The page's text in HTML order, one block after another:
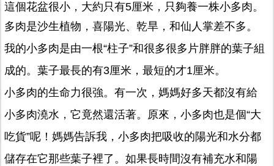
這個花盆很小，大約只有5厘米，只夠養一株小多肉。
多肉是沙生植物，喜陽光、乾旱，和仙人掌差不多。
我的小多肉是由一根“柱子”和很多很多片胖胖的葉子組
成的。葉子最長的有3厘米，最短的才1厘米。
小多肉的生命力很強。有一次，媽媽好多天都沒有給
小多肉澆水，它竟然還活著。原來，小多肉也是個“大
吃貨”呢！媽媽告訴我，小多肉把吸收的陽光和水分都
儲存在它那些葉子裡了。如果長時間沒有補充水和陽